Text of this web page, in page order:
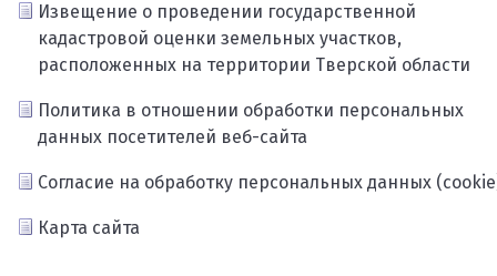
Извещение о проведении государственной
кадастровой оценки земельных участков,
расположенных на территории Тверской области
Политика в отношении обработки персональных
данных посетителей веб-сайта
Согласие на обработку персональных данных
Карта сайта